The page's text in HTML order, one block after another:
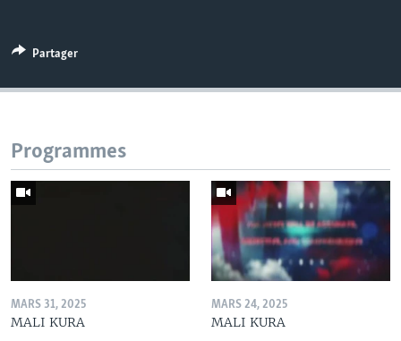
Partager
Programmes
MARS 31, 2025
MALI KURA
MARS 24, 2025
MALI KURA